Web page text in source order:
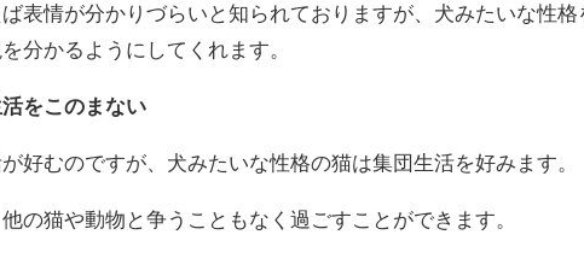
表情が分かりづらいと知られておりますが、犬みたいな性格
分かるようにしてくれます。
活をこのまない
好むのですが、犬みたいな性格の猫は集団生活を好みます。
の猫や動物と争うこともなく過ごすことができます。